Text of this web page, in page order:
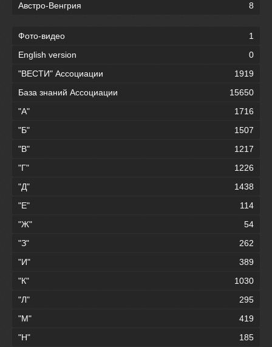
Австро-Венгрия
8
Фото-видео
1
English version
0
"ВЕСТИ" Ассоциации
1919
База знаний Ассоциации
15650
"А"
1716
"Б"
1507
"В"
1217
"Г"
1226
"Д"
1438
"Е"
114
"Ж"
54
"З"
262
"И"
389
"К"
1030
"Л"
295
"М"
419
"Н"
185